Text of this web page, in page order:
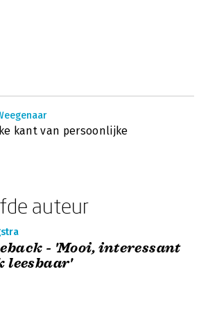
kant van persoonlijke
auteur
- 'Mooi, interessant
leesbaar'